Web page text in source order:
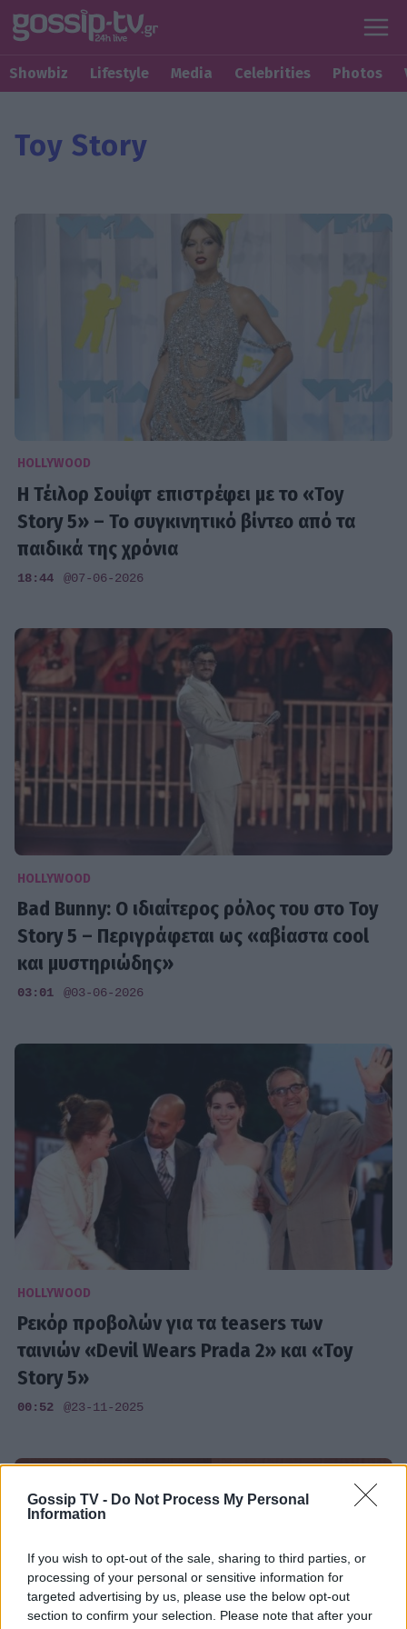
Gossip TV - Do Not Process My Personal
Information
If you wish to opt-out of the sale, sharing to third parties, or
processing of your personal or sensitive information for
targeted advertising by us, please use the below opt-out
section to confirm your selection. Please note that after your
Showbiz Lifestyle Media Celebrities Photos
Toy Story
HOLLYWOOD
Η Τέιλορ Σουίφτ επιστρέφει με το «Toy
Story 5» – Το συγκινητικό βίντεο από τα
παιδικά της χρόνια
18:44 @07-06-2026
HOLLYWOOD
Bad Bunny: Ο ιδιαίτερος ρόλος του στο Toy
Story 5 – Περιγράφεται ως «αβίαστα cool
και μυστηριώδης»
03:01 @03-06-2026
HOLLYWOOD
Ρεκόρ προβολών για τα teasers των
ταινιών «Devil Wears Prada 2» και «Toy
Story 5»
00:52 @23-11-2025